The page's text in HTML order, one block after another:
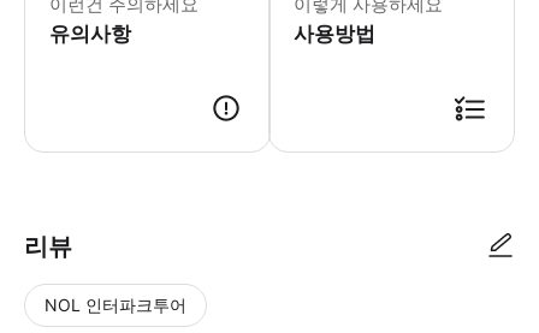
유의사항 사용방법
리뷰
NOL 인터파크투어